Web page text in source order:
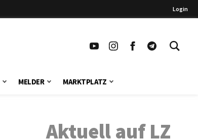
Login
MELDER MARKTPLATZ
Aktuell auf LZ